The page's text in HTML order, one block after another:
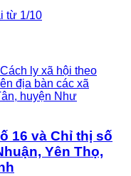
từ 1/10
16 và Chỉ thị số
Yên Thọ,